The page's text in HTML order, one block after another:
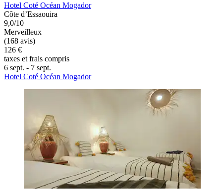
Hotel Coté Océan Mogador
Côte d’Essaouira
9,0/10
Merveilleux
(168 avis)
126 €
taxes et frais compris
6 sept. - 7 sept.
Hotel Coté Océan Mogador